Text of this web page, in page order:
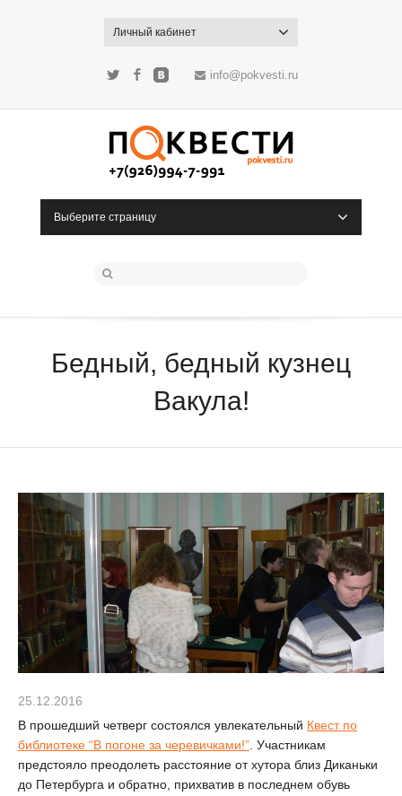
Личный кабинет
Twitter FacebookВКонтактеinfo@pokvesti.ru
Выберите страницу
Бедный, бедный кузнец
Вакула!
25.12.2016
В прошедший четверг состоялся увлекательный Квест по
библиотеке “В погоне за черевичками!”. Участникам
предстояло преодолеть расстояние от хутора близ Диканьки
до Петербурга и обратно, прихватив в последнем обувь